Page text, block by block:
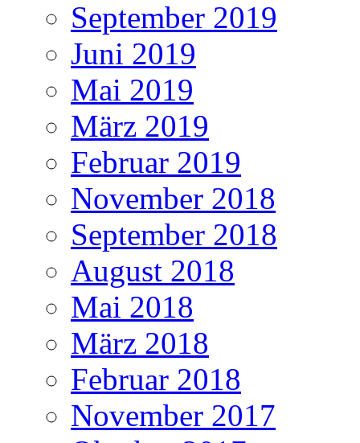
September 2019
Juni 2019
Mai 2019
März 2019
Februar 2019
November 2018
September 2018
August 2018
Mai 2018
März 2018
Februar 2018
November 2017